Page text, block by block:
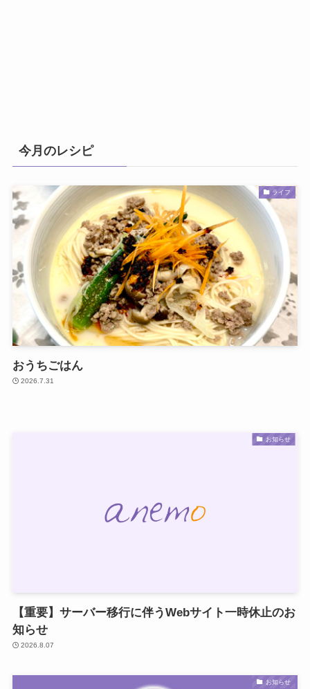
今月のレシピ
ライフ
おうちごはん
2026.7.31
お知らせ
【重要】サーバー移行に伴うWebサイト一時休止のお
知らせ
2026.8.07
お知らせ